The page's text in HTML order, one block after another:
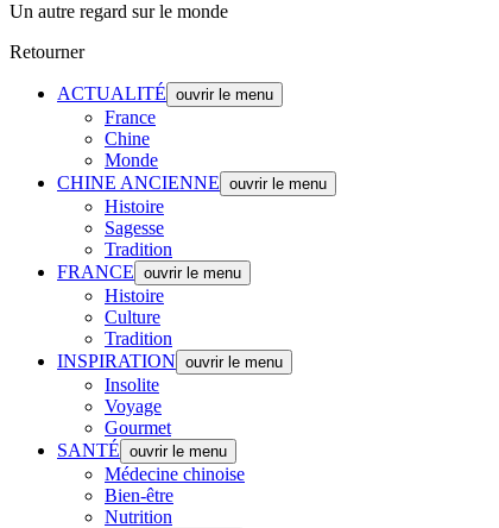
Un autre regard sur le monde
Retourner
ACTUALITÉ ouvrir le menu
France
Chine
Monde
CHINE ANCIENNE ouvrir le menu
Histoire
Sagesse
Tradition
FRANCE ouvrir le menu
Histoire
Culture
Tradition
INSPIRATION ouvrir le menu
Insolite
Voyage
Gourmet
SANTÉ ouvrir le menu
Médecine chinoise
Bien-être
Nutrition